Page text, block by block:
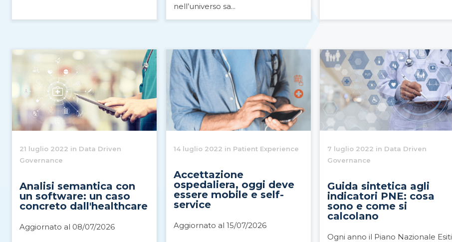
nell’universo sa...
21 luglio 2022 in Data Driven
Governance
Analisi semantica con
un software: un caso
concreto dall'healthcare
Aggiornato al 08/07/2026
14 luglio 2022 in Patient Experience
Accettazione
ospedaliera, oggi deve
essere mobile e self-
service
Aggiornato al 15/07/2026
7 luglio 2022 in Data Driven
Governance
Guida sintetica agli
indicatori PNE: cosa
sono e come si
calcolano
Ogni anno il Piano Nazionale Esiti